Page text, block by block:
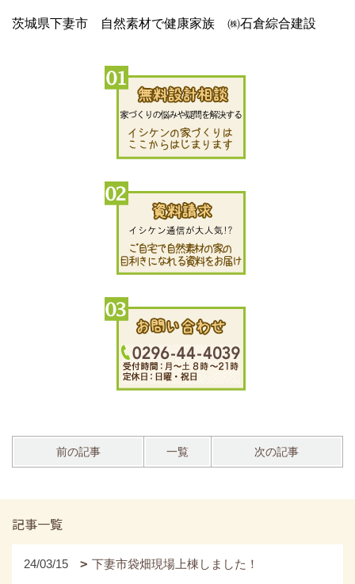
茨城県下妻市 自然素材で健康家族 ㈱石倉綜合建設
前の記事 一覧 次の記事
記事一覧
24/03/15 下妻市袋畑現場上棟しました！